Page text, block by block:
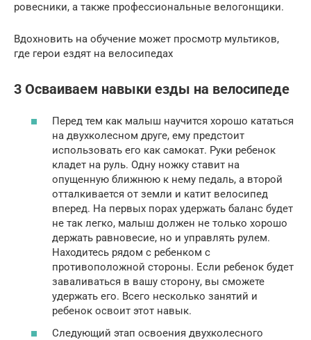
ровесники, а также профессиональные велогонщики.
Вдохновить на обучение может просмотр мультиков,
где герои ездят на велосипедах
3 Осваиваем навыки езды на велосипеде
Перед тем как малыш научится хорошо кататься
на двухколесном друге, ему предстоит
использовать его как самокат. Руки ребенок
кладет на руль. Одну ножку ставит на
опущенную ближнюю к нему педаль, а второй
отталкивается от земли и катит велосипед
вперед. На первых порах удержать баланс будет
не так легко, малыш должен не только хорошо
держать равновесие, но и управлять рулем.
Находитесь рядом с ребенком с
противоположной стороны. Если ребенок будет
заваливаться в вашу сторону, вы сможете
удержать его. Всего несколько занятий и
ребенок освоит этот навык.
Следующий этап освоения двухколесного